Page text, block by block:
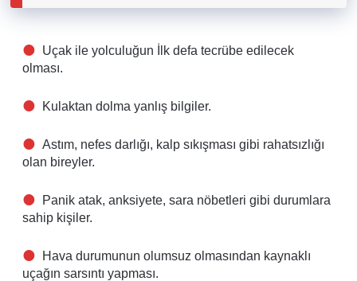
Uçak ile yolculuğun İlk defa tecrübe edilecek
olması.
Kulaktan dolma yanlış bilgiler.
Astım, nefes darlığı, kalp sıkışması gibi rahatsızlığı
olan bireyler.
Panik atak, anksiyete, sara nöbetleri gibi durumlara
sahip kişiler.
Hava durumunun olumsuz olmasından kaynaklı
uçağın sarsıntı yapması.